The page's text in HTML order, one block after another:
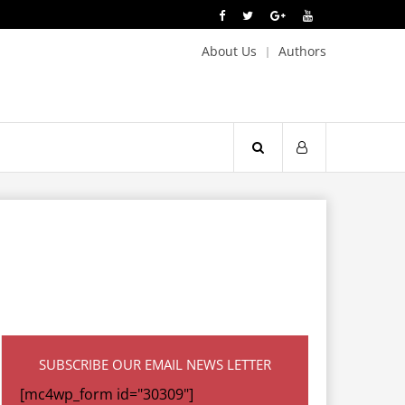
About Us Authors
SUBSCRIBE OUR EMAIL NEWS LETTER
[mc4wp_form id="30309"]